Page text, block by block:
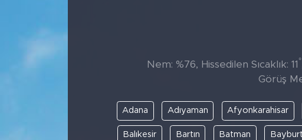
Nem: %76, Hissedilen Sıcaklık: 11 °
Görüş
Adana Adıyaman Afyonkarahisar
Balıkesir Bartın Batman Bayburt